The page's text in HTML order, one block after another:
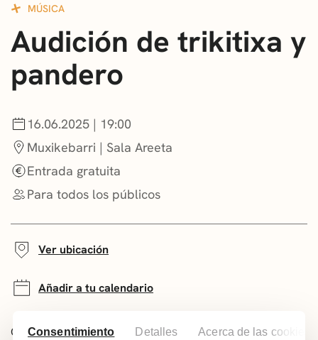
Consentimiento Detalles Acerca de las cookies
NOTICIAS
GETXO KULTURA
ASOCIACIONES CULTURALES
MÚSICA
Audición de trikitixa y
pandero
16.06.2025 | 19:00
Muxikebarri | Sala Areeta
Entrada gratuita
Para todos los públicos
Ver ubicación
Añadir a tu calendario
Comparte este evento: